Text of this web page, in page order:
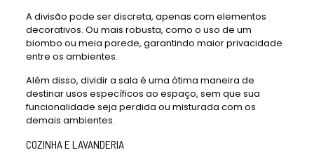
A divisão pode ser discreta, apenas com elementos
decorativos. Ou mais robusta, como o uso de um
biombo ou meia parede, garantindo maior privacidade
entre os ambientes.
Além disso, dividir a sala é uma ótima maneira de
destinar usos específicos ao espaço, sem que sua
funcionalidade seja perdida ou misturada com os
demais ambientes.
COZINHA E LAVANDERIA